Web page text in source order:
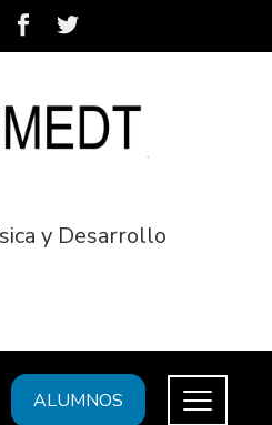
y Desarrollo
ALUMNOS